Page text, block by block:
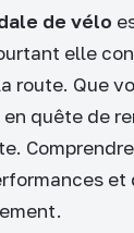
de vélo
elle
route. Que
quête de